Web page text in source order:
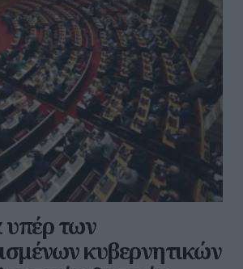
υπέρ των
κυβερνητικών